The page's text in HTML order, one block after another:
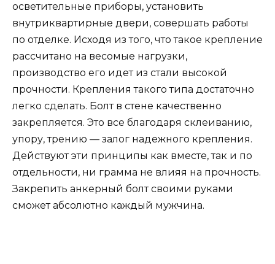
осветительные приборы, установить
внутриквартирные двери, совершать работы
по отделке. Исходя из того, что такое крепление
рассчитано на весомые нагрузки,
производство его идет из стали высокой
прочности. Крепления такого типа достаточно
легко сделать. Болт в стене качественно
закрепляется. Это все благодаря склеиванию,
упору, трению — залог надежного крепления.
Действуют эти принципы как вместе, так и по
отдельности, ни грамма не влияя на прочность.
Закрепить анкерный болт своими руками
сможет абсолютно каждый мужчина.